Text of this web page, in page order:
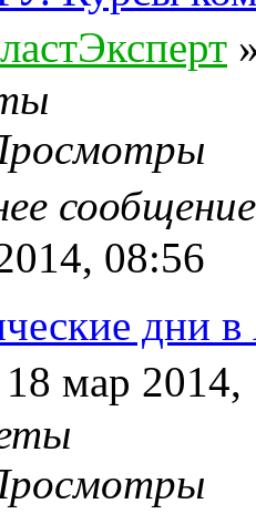
08:56
дни
18 мар 2014,